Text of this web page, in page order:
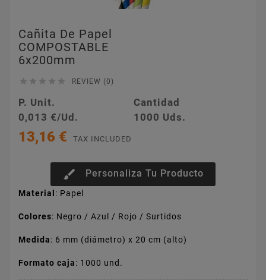
Cañita De Papel
COMPOSTABLE
6x200mm
     REVIEW (0)
P. Unit.
Cantidad
0,013 €/Ud.
1000 Uds.
13,16 € TAX INCLUDED
brush Personaliza Tu Producto
Material : Papel
Colores: Negro / Azul / Rojo / Surtidos
Medida: 6 mm (diámetro) x 20 cm (alto)
Formato caja: 1000 und.